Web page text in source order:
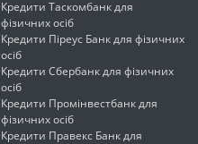
Кредити Таскомбанк для
фізичних осіб
Кредити Піреус Банк для фізичних
осіб
Кредити Сбербанк для фізичних
осіб
Кредити Промінвестбанк для
фізичних осіб
Кредити Правекс Банк для